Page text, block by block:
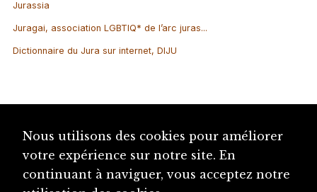
Jurassia
Juragai, association LGBTIQ* de l’arc juras...
Dictionnaire du Jura sur internet, DIJU
Nous utilisons des cookies pour améliorer
votre expérience sur notre site. En
continuant à naviguer, vous acceptez notre